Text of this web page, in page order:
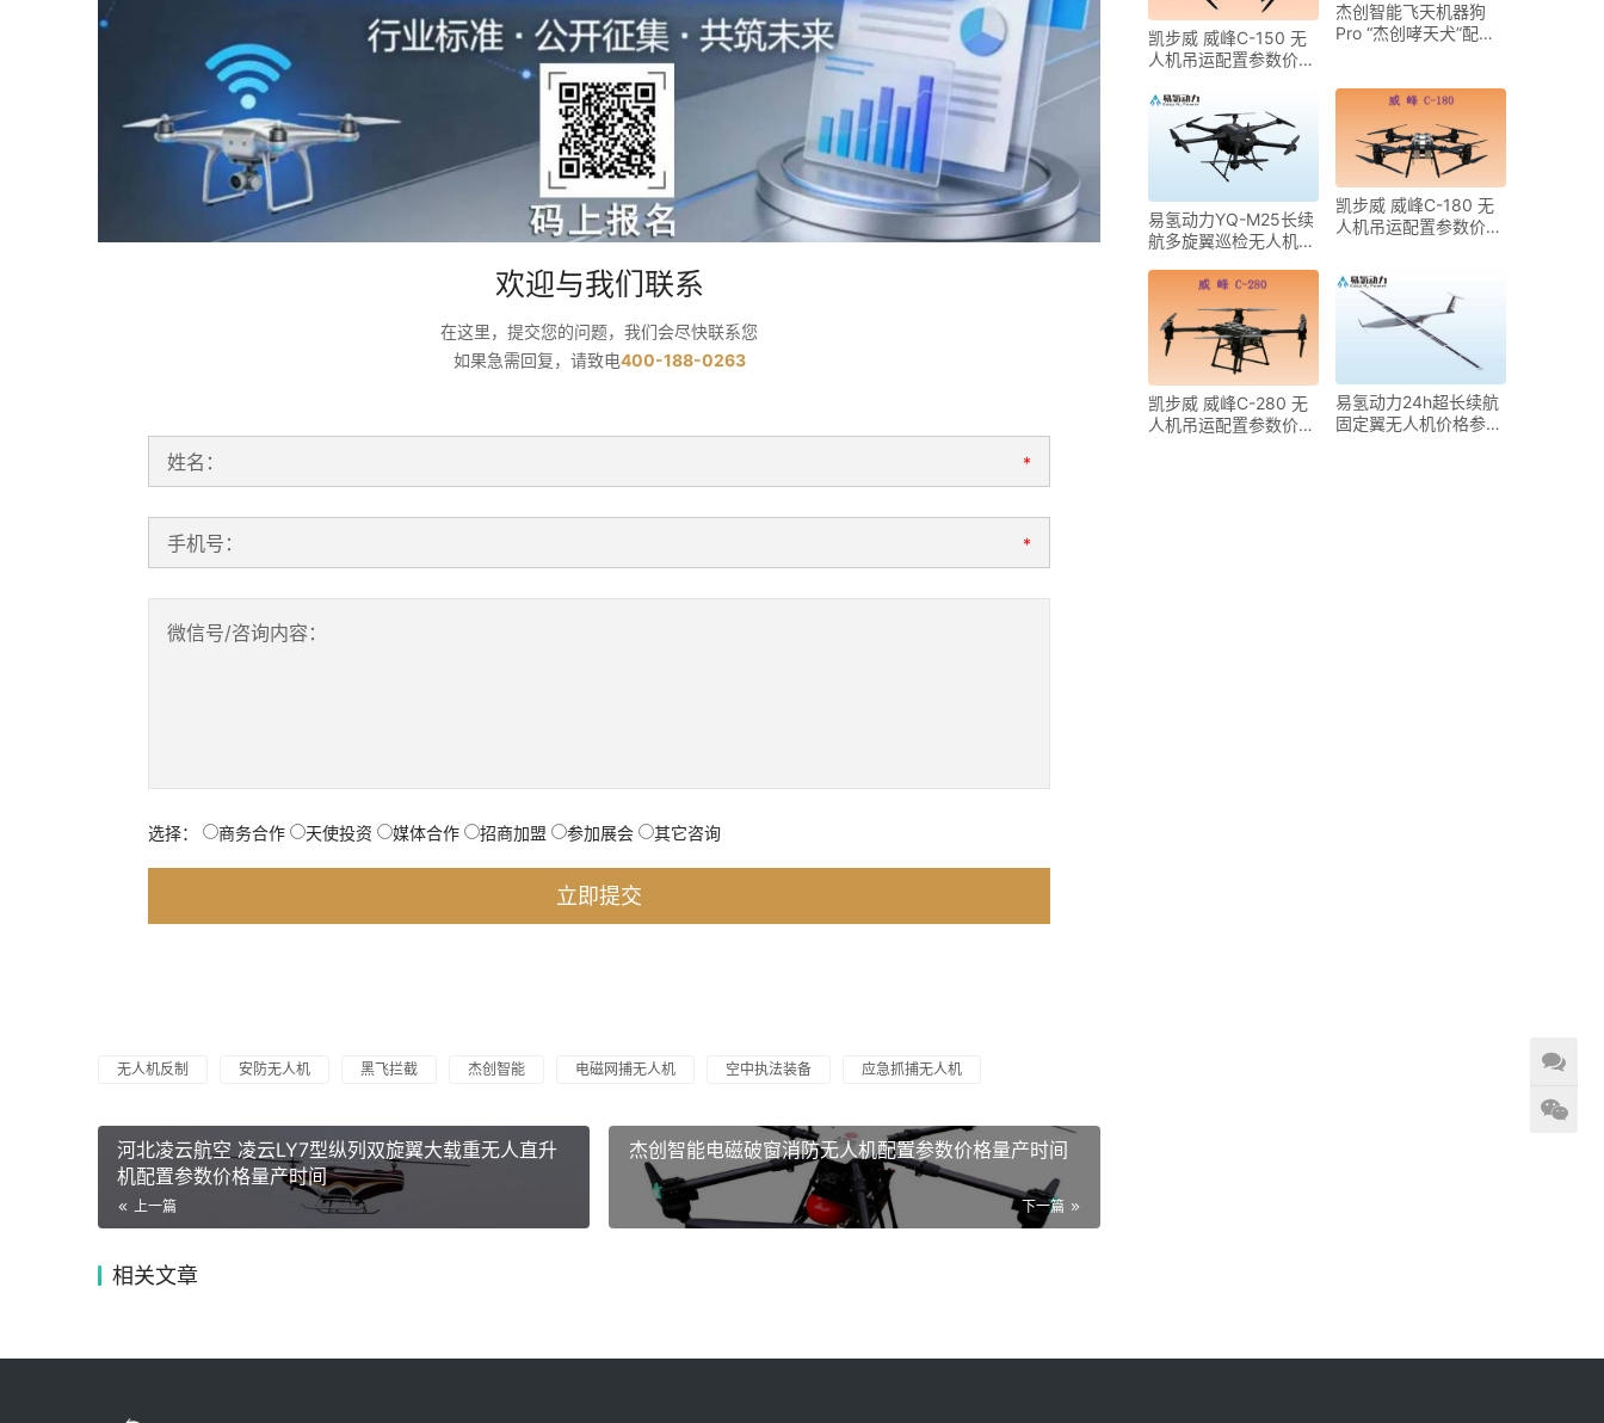
欢迎与我们联系
在这里，提交您的问题，我们会尽快联系您
如果急需回复，请致电400-188-0263
姓名： *
手机号： *
微信号/咨询内容：
选择： 商务合作 天使投资 媒体合作 招商加盟 参加展会 其它咨询
无人机反制 安防无人机 黑飞拦截 杰创智能 电磁网捕无人机 空中执法装备 应急抓捕无人机
河北凌云航空 凌云LY7型纵列双旋翼大载重无人直升
机配置参数价格量产时间
上一篇
杰创智能电磁破窗消防无人机配置参数价格量产时间
下一篇
相关文章
凯步威 威峰C-150 无
人机吊运配置参数价格
杰创智能飞天机器狗
Pro “杰创哮天犬”配置
易氢动力YQ-M25长续
航多旋翼巡检无人机价
凯步威 威峰C-180 无
人机吊运配置参数价格
凯步威 威峰C-280 无
人机吊运配置参数价格
易氢动力24h超长续航
固定翼无人机价格参数